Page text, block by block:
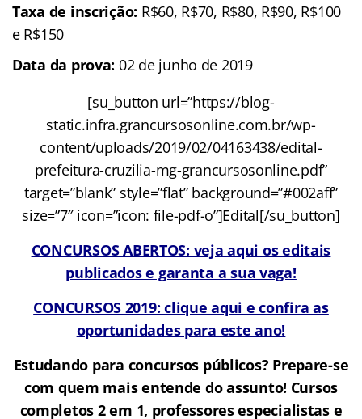
Taxa de inscrição: R$60, R$70, R$80, R$90, R$100
e R$150
Data da prova: 02 de junho de 2019
[su_button url=”https://blog-
static.infra.grancursosonline.com.br/wp-
content/uploads/2019/02/04163438/edital-
prefeitura-cruzilia-mg-grancursosonline.pdf”
target=”blank” style=”flat” background=”#002aff”
size=”7″ icon=”icon: file-pdf-o”]Edital[/su_button]
CONCURSOS ABERTOS: veja aqui os editais
publicados e garanta a sua vaga!
CONCURSOS 2019: clique aqui e confira as
oportunidades para este ano!
Estudando para concursos públicos? Prepare-se
com quem mais entende do assunto! Cursos
completos 2 em 1, professores especialistas e